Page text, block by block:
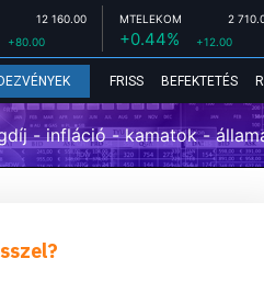
12 160.00
+80.00
MTELEKOM 2
+0.44% +12.00
FRISS BEFEKTETÉS
- infláció - kamatok -